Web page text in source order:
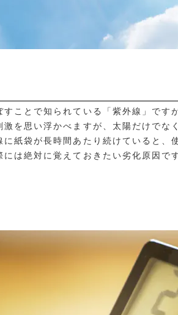
すことで知られている「紫外線」です
を思い浮かべますが、太陽だけでな
紙袋が長時間あたり続けていると、
は絶対に覚えておきたい劣化原因で